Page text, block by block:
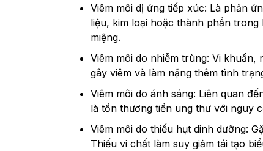
Viêm môi dị ứng tiếp xúc: Là phản
liệu, kim loại hoặc thành phần
miệng.
Viêm môi do nhiễm trùng: Vi
gây viêm và làm nặng thêm tình
Viêm môi do ánh sáng: Liên quan
là tổn thương tiền ung thư với nguy
Viêm môi do thiếu hụt dinh dưỡng:
Thiếu vi chất làm suy giảm tái tạo